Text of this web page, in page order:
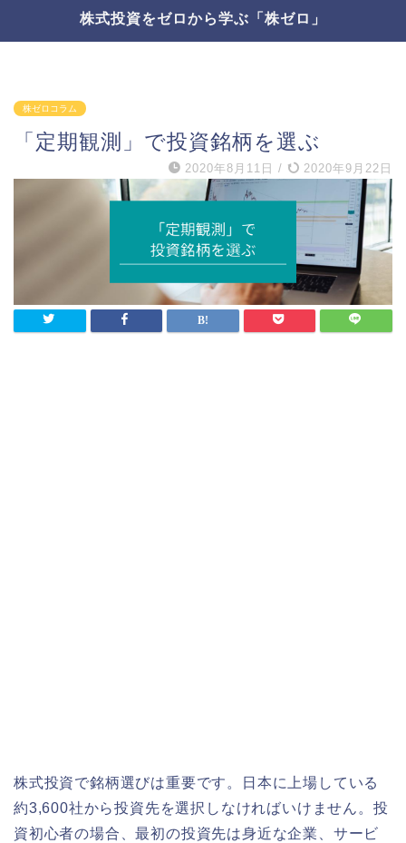
株式投資をゼロから学ぶ「株ゼロ」
株ゼロコラム
「定期観測」で投資銘柄を選ぶ
2020年8月11日 / 2020年9月22日
株式投資で銘柄選びは重要です。日本に上場している
約3,600社から投資先を選択しなければいけません。投
資初心者の場合、最初の投資先は身近な企業、サービ